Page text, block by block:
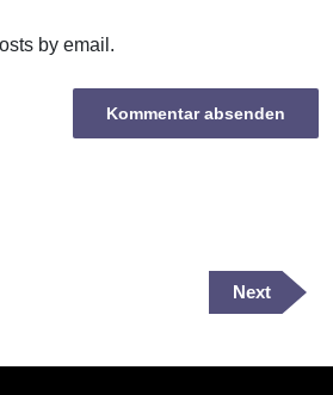
by email.
Next
Post
Next